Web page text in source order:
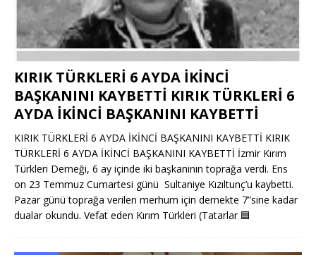
KIRIK TÜRKLERİ 6 AYDA İKİNCİ
BAŞKANINI KAYBETTİ KIRIK TÜRKLERİ 6
AYDA İKİNCİ BAŞKANINI KAYBETTİ
KIRIK TÜRKLERİ 6 AYDA İKİNCİ BAŞKANINI KAYBETTİ KIRIK
TÜRKLERİ 6 AYDA İKİNCİ BAŞKANINI KAYBETTİ İzmir Kırım
Türkleri Derneği, 6 ay içinde iki başkanının toprağa verdi. Ens
on 23 Temmuz Cumartesi günü Sultaniye Kızıltunç’u kaybetti.
Pazar günü toprağa verilen merhum için dernekte 7”sine kadar
dualar okundu. Vefat eden Kırım Türkleri (Tatarlar 🟦